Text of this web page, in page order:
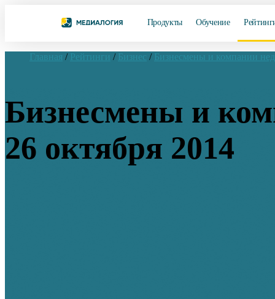
Продукты Обучение
Главная / Рейтинги / Бизнес / Бизнесмены и компании
Бизнесмены и
26 октября 2014